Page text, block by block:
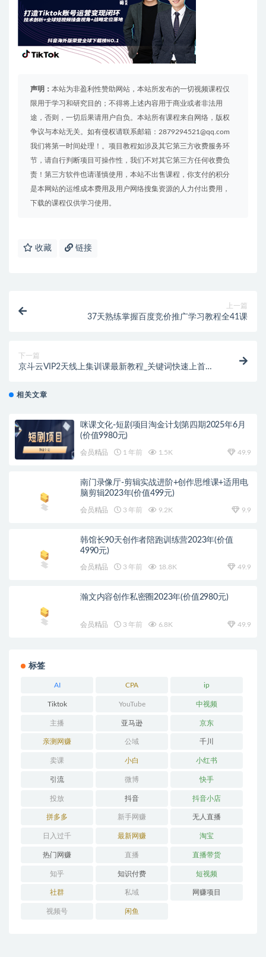
声明： 本站为非盈利性赞助网站，本站所发布的一切视频课程仅
限用于学习和研究目的；不得将上述内容用于商业或者非法用
途，否则，一切后果请用户自负。本站所有课程来自网络，版权
争议与本站无关。如有侵权请联系邮箱：2879294521@qq.com
我们将第一时间处理！。项目教程如涉及其它第三方收费服务环
节，请自行判断项目可操作性，我们不对其它第三方任何收费负
责！第三方软件也请谨慎使用，本站不出售课程，你支付的积分
是本网站的运维成本费用及用户网络搜集资源的人力付出费用，
下载的课程仅供学习使用。
收藏 链接
上一篇
37天熟练掌握百度竞价推广学习教程全41课
下一篇
京斗云VIP2天线上集训课最新教程_关键词快速上首
相关文章
咪课文化-短剧项目淘金计划第四期2025年6月
(价值9980元)
会员精品 1 年前 1.5K 49.9
南门录像厅-剪辑实战进阶+创作思维课+适用电
脑剪辑2023年(价值499元)
会员精品 3 年前 9.2K 9.9
韩馆长90天创作者陪跑训练营2023年(价值
4990元)
会员精品 3 年前 18.8K 49.9
瀚文内容创作私密圈2023年(价值2980元)
会员精品 3 年前 6.8K 49.9
标签
AI CPA ip
Tiktok YouTube 中视频
主播 亚马逊 京东
亲测网赚 公域 千川
卖课 小白 小红书
引流 微博 快手
投放 抖音 抖音小店
拼多多 新手网赚 无人直播
日入过千 最新网赚 淘宝
热门网赚 直播 直播带货
知乎 知识付费 短视频
社群 私域 网赚项目
视频号 闲鱼